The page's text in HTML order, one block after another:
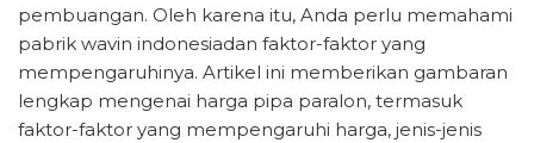
pembuangan. Oleh karena itu, Anda perlu memahami
pabrik wavin indonesiadan faktor-faktor yang
mempengaruhinya. Artikel ini memberikan gambaran
lengkap mengenai harga pipa paralon, termasuk
faktor-faktor yang mempengaruhi harga, jenis-jenis